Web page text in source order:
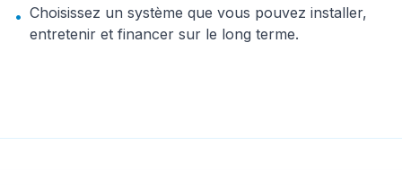
• Choisissez un système que vous pouvez installer,
entretenir et financer sur le long terme.